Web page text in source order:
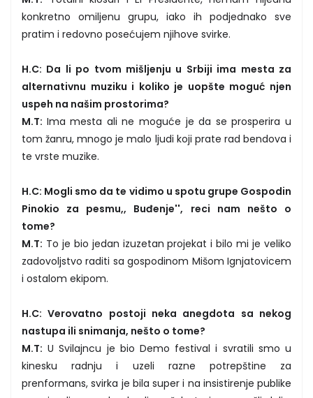
konkretno omiljenu grupu, iako ih podjednako sve
pratim i redovno posećujem njihove svirke.
H.C: Da li po tvom mišljenju u Srbiji ima mesta za
alternativnu muziku i koliko je uopšte moguć njen
uspeh na našim prostorima?
M.T: Ima mesta ali ne moguće je da se prosperira u
tom žanru, mnogo je malo ljudi koji prate rad bendova i
te vrste muzike.
H.C: Mogli smo da te vidimo u spotu grupe Gospodin
Pinokio za pesmu,, Buđenje'', reci nam nešto o
tome?
M.T: To je bio jedan izuzetan projekat i bilo mi je veliko
zadovoljstvo raditi sa gospodinom Mišom Ignjatovicem
i ostalom ekipom.
H.C: Verovatno postoji neka anegdota sa nekog
nastupa ili snimanja, nešto o tome?
M.T: U Svilajncu je bio Demo festival i svratili smo u
kinesku radnju i uzeli razne potrepštine za
prenformans, svirka je bila super i na insistirenje publike